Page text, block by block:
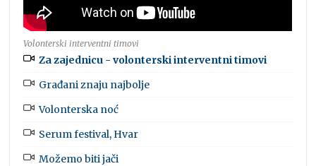
Volonterski interventni timovi
Za zajednicu - volonterski interventni timovi
Građani znaju najbolje
Volonterska noć
Serum festival, Hvar
Možemo biti jači